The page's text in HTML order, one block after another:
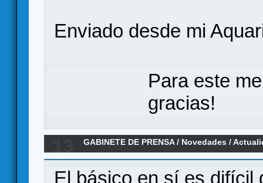
Enviado desde mi
Para este
gracias!
GABINETE DE PRENSA/ Novedades /
Devir
El básico en sí es difícil